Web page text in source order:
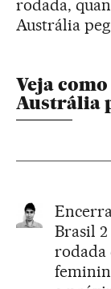
rodada,
Austrália
Veja
Austrália
Brasil
rodada